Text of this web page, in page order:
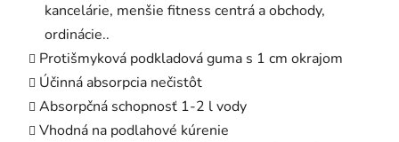
kancelárie, menšie fitness centrá a obchody,
ordinácie..
Protišmyková podkladová guma s 1 cm okrajom
Účinná absorpcia nečistôt
Absorpčná schopnosť 1-2 l vody
Vhodná na podlahové kúrenie